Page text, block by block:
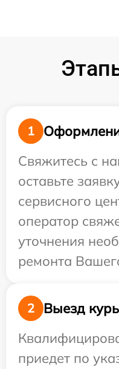
1
Свяжитесь с
оставьте
сервисного
оператор
уточнения
ремонта
2
Выезд
приедет по